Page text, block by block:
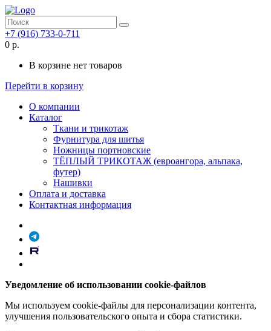
+7 (916) 733-0-711
0 р.
В корзине нет товаров
Перейти в корзину
О компании
Каталог
Ткани и трикотаж
Фурнитура для шитья
Ножницы портновские
ТЁПЛЫЙ ТРИКОТАЖ (евроангора, альпака,
футер)
Нашивки
Оплата и доставка
Контактная информация
Уведомление об использовании cookie-файлов
Мы используем cookie-файлы для персонализации контента,
улучшения пользовательского опыта и сбора статистики.